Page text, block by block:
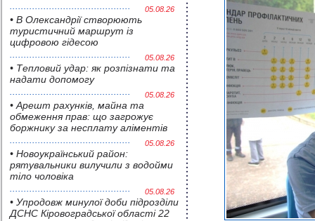
05.08.26
• В Олександрії створюють
туристичний маршрут із
цифровою гідесою
05.08.26
• Тепловий удар: як розпізнати та
надати допомогу
05.08.26
• Арешт рахунків, майна та
обмеження прав: що загрожує
боржнику за несплату аліментів
05.08.26
• Новоукраїнський район:
рятувальники вилучили з водойми
тіло чоловіка
05.08.26
• Упродовж минулої доби підрозділи
ДСНС Кіровоградської області 22